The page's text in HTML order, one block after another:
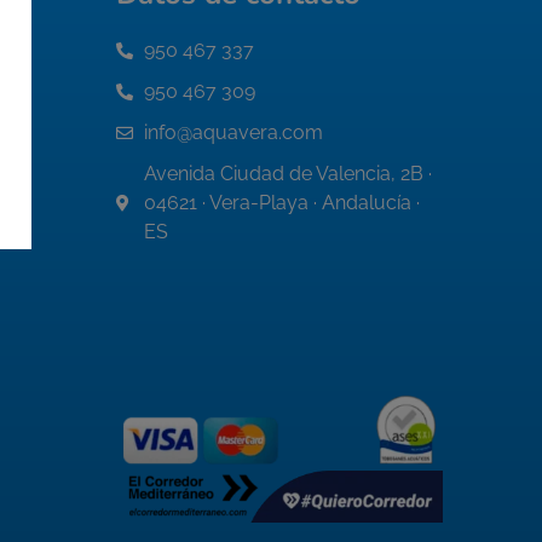
950 467 337
950 467 309
info@aquavera.com
Avenida Ciudad de Valencia, 2B ·
04621 · Vera-Playa · Andalucía ·
ES